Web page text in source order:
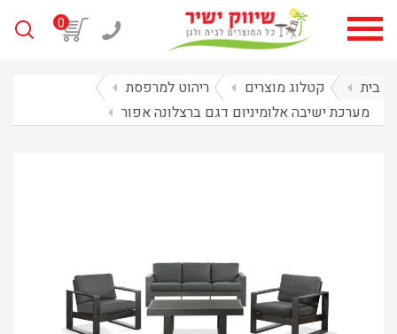
0
בית arrow_left קטלוג מוצרים arrow_left ריהוט למרפסת arrow_left
מערכת ישיבה אלומיניום דגם ברצלונה אפור arrow_left